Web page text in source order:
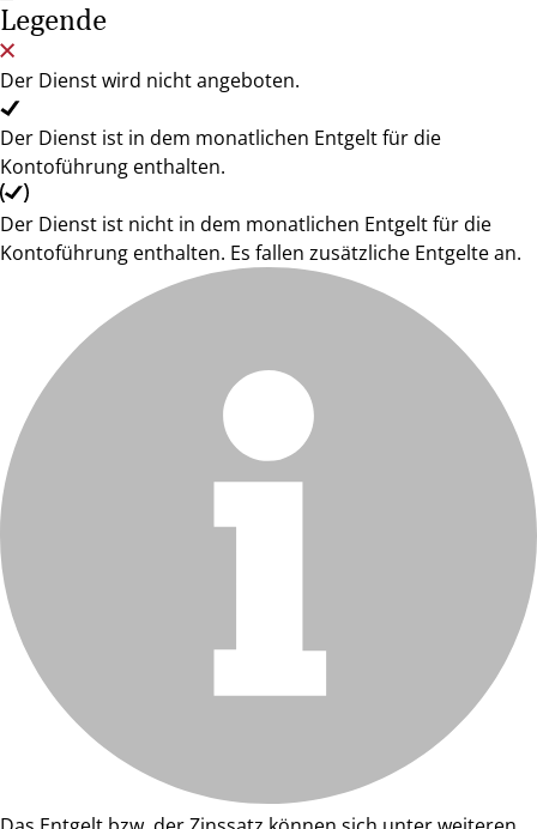
Legende
Der Dienst wird nicht angeboten.
Der Dienst ist in dem monatlichen Entgelt für die
Kontoführung enthalten.
Der Dienst ist nicht in dem monatlichen Entgelt für die
Kontoführung enthalten. Es fallen zusätzliche Entgelte an.